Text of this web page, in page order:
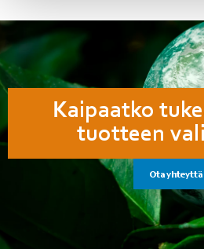
Kaipaatko
tuotteen
Ota yhteyttä